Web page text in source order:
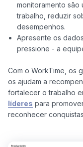
monitoramento são
trabalho, reduzir
desempenhos.
Apresente os
pressione - a
Com o WorkTime, os
os ajudam a
fortalecer o trabalho
líderes para